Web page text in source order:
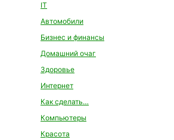
IT
Автомобили
Бизнес и финансы
Домашний очаг
Здоровье
Интернет
Как сделать…
Компьютеры
Красота